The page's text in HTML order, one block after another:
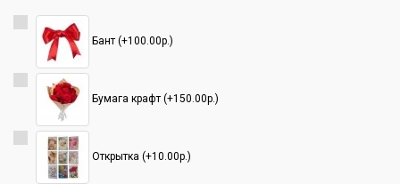
Бант (+100.00р.)
Бумага крафт (+150.00р.)
Открытка (+10.00р.)